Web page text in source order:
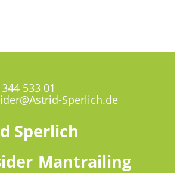
533 01
Sperlich.de
Sperlich
Mantrailing